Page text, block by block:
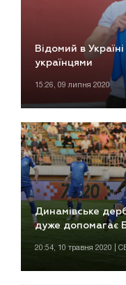
Відомий в
українцями
15:26, 09 липня 2020
Динамівське
дуже допомагає
20:54, 10 травня 2020 |